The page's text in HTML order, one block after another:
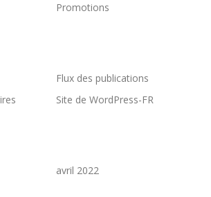
Promotions
Flux des publications
Site de WordPress-FR
avril 2022